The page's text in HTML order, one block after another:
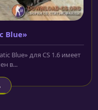
Blue»
Blue» для CS 1.6 имеет
в...